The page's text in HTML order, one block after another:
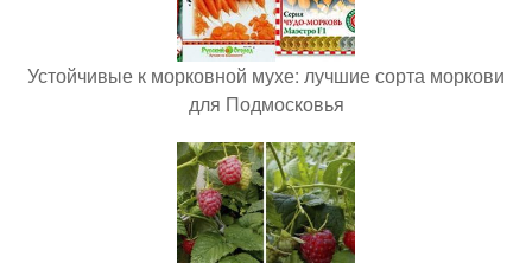
Устойчивые к морковной мухе: лучшие сорта моркови
для Подмосковья